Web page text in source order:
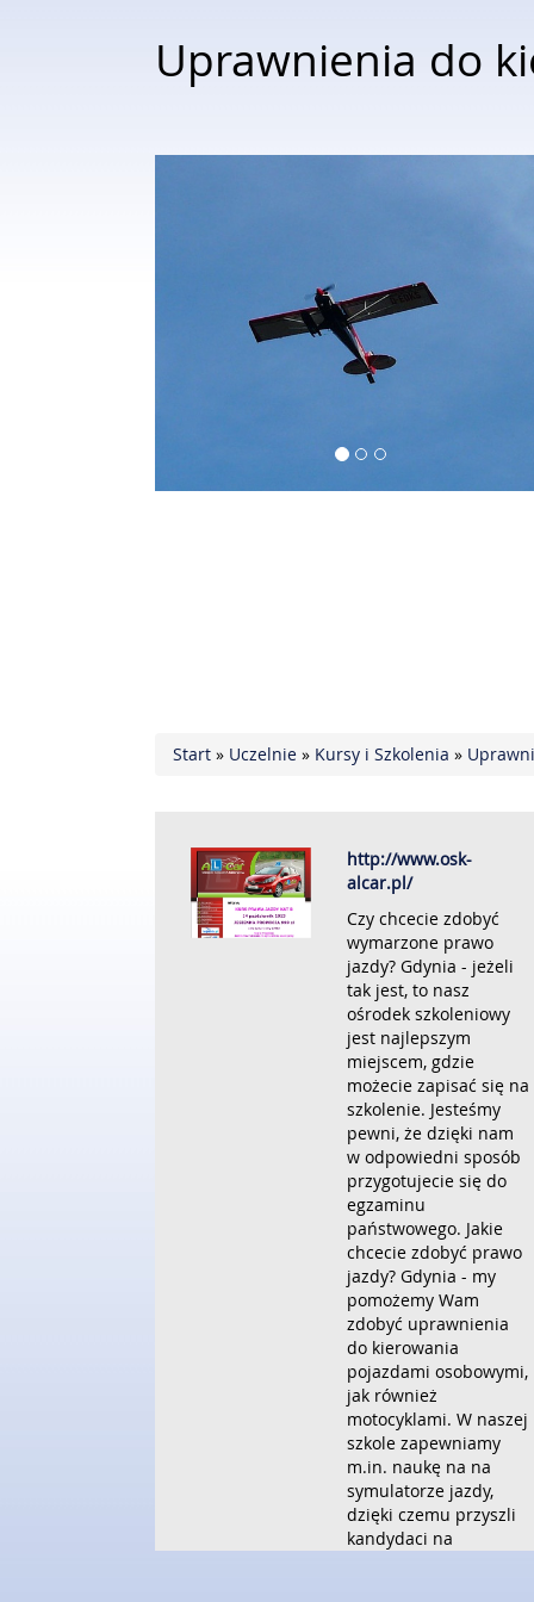
Uprawnienia do
Start » Uczelnie » Kursy i Szkolenia »
http://www.osk-
alcar.pl/
Czy chcecie zdobyć
wymarzone prawo
jazdy? Gdynia - jeżeli
tak jest, to nasz
ośrodek szkoleniowy
jest najlepszym
miejscem, gdzie
możecie zapisać się na
szkolenie. Jesteśmy
pewni, że dzięki nam
w odpowiedni sposób
przygotujecie się do
egzaminu
państwowego. Jakie
chcecie zdobyć prawo
jazdy? Gdynia - my
pomożemy Wam
zdobyć uprawnienia
do kierowania
pojazdami osobowymi,
jak również
motocyklami. W naszej
szkole zapewniamy
m.in. naukę na na
symulatorze jazdy,
dzięki czemu przyszli
kandydaci na